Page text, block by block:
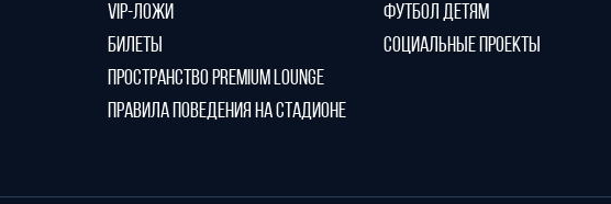
VIP-ЛОЖИ
БИЛЕТЫ
ПРОСТРАНСТВО PREMIUM LOUNGE
ПРАВИЛА ПОВЕДЕНИЯ НА СТАДИОНЕ
ФУТБОЛ ДЕТЯМ
СОЦИАЛЬНЫЕ ПРОЕКТЫ